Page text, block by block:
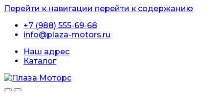
Перейти к навигации перейти к содержанию
+7 (988) 555-69-68
info@plaza-motors.ru
Наш адрес
Каталог